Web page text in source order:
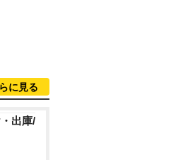
に見る
出庫/